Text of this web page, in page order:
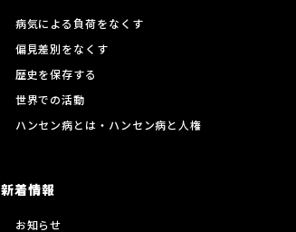
病気による負荷をなくす
偏見差別をなくす
歴史を保存する
世界での活動
ハンセン病とは・ハンセン病と人権
新着情報
お知らせ